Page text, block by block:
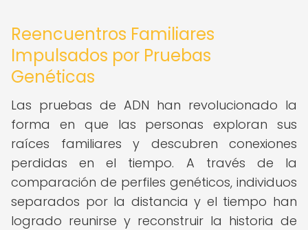
Reencuentros Familiares
Impulsados por Pruebas
Genéticas
Las pruebas de ADN han revolucionado la
forma en que las personas exploran sus
raíces familiares y descubren conexiones
perdidas en el tiempo. A través de la
comparación de perfiles genéticos, individuos
separados por la distancia y el tiempo han
logrado reunirse y reconstruir la historia de